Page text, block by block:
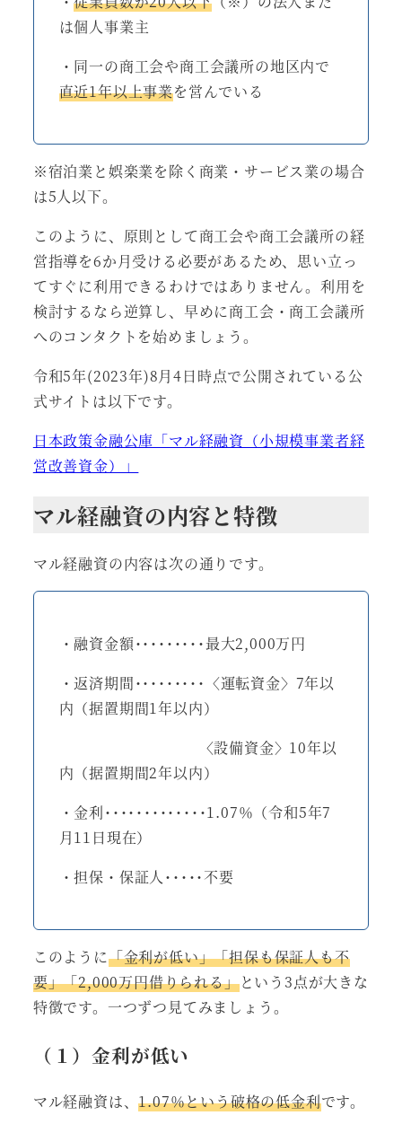
は個人事業主
・同一の商工会や商工会議所の地区内で
直近1年以上事業を営んでいる
※宿泊業と娯楽業を除く商業・サービス業の場合
は5人以下。
このように、原則として商工会や商工会議所の経
営指導を6か月受ける必要があるため、思い立っ
てすぐに利用できるわけではありません。利用を
検討するなら逆算し、早めに商工会・商工会議所
へのコンタクトを始めましょう。
令和5年(2023年)8月4日時点で公開されている公
式サイトは以下です。
日本政策金融公庫「マル経融資（小規模事業者経
営改善資金）」
マル経融資の内容と特徴
マル経融資の内容は次の通りです。
・融資金額･････････最大2,000万円
・返済期間･････････〈運転資金〉7年以
内（据置期間1年以内）
〈設備資金〉10年以
内（据置期間2年以内）
・金利･････････････1.07％（令和5年7
月11日現在）
・担保・保証人･････不要
このように「金利が低い」「担保も保証人も不
要」「2,000万円借りられる」という3点が大きな
特徴です。一つずつ見てみましょう。
（１）金利が低い
マル経融資は、1.07％という破格の低金利です。